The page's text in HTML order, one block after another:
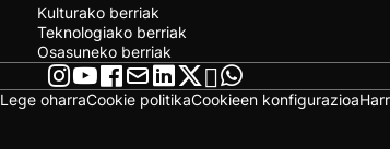
Kulturako berriak
Teknologiako berriak
Osasuneko berriak
Lege oharraCookie politikaCookieen konfigurazioa